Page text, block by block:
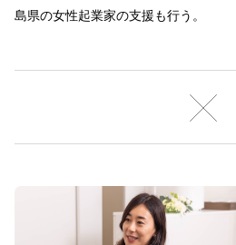
島県の女性起業家の支援も行う。